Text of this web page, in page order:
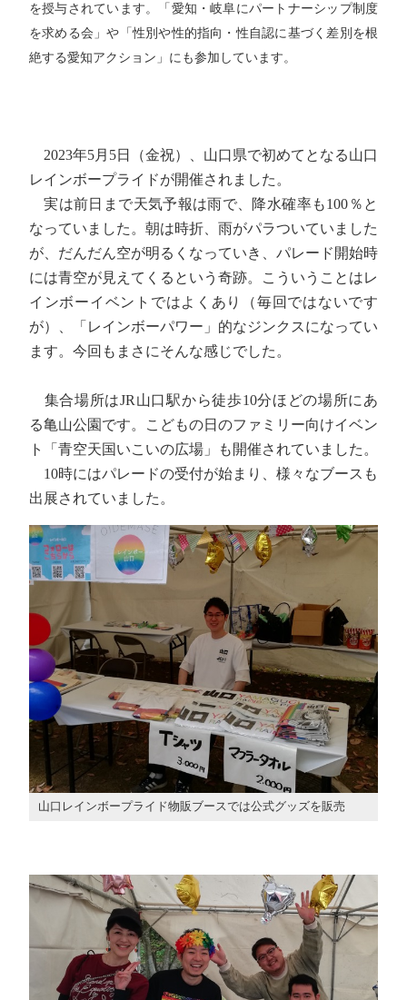
を授与されています。「愛知・岐阜にパートナーシップ制度
を求める会」や「性別や性的指向・性自認に基づく差別を根
絶する愛知アクション」にも参加しています。
2023年5月5日（金祝）、山口県で初めてとなる山口
レインボープライドが開催されました。
実は前日まで天気予報は雨で、降水確率も100％と
なっていました。朝は時折、雨がパラついていました
が、だんだん空が明るくなっていき、パレード開始時
には青空が見えてくるという奇跡。こういうことはレ
インボーイベントではよくあり（毎回ではないです
が）、「レインボーパワー」的なジンクスになってい
ます。今回もまさにそんな感じでした。
集合場所はJR山口駅から徒歩10分ほどの場所にあ
る亀山公園です。こどもの日のファミリー向けイベン
ト「青空天国いこいの広場」も開催されていました。
10時にはパレードの受付が始まり、様々なブースも
出展されていました。
山口レインボープライド物販ブースでは公式グッズを販売